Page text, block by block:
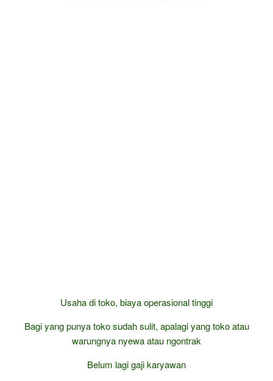
Usaha di toko, biaya operasional tinggi
Bagi yang punya toko sudah sulit, apalagi yang toko atau
warungnya nyewa atau ngontrak
Belum lagi gaji karyawan